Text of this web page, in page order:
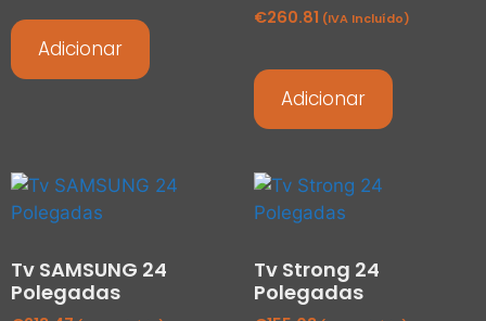
Adicionar
€260.81 (IVA Incluído)
Adicionar
Tv SAMSUNG 24
Polegadas
Tv Strong 24
Polegadas